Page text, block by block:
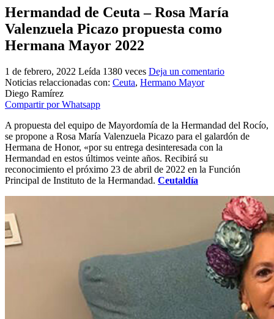
Hermandad de Ceuta – Rosa María
Valenzuela Picazo propuesta como
Hermana Mayor 2022
1 de febrero, 2022 Leída 1380 veces Deja un comentario
Noticias relaccionadas con: Ceuta, Hermano Mayor
Diego Ramírez
Compartir por Whatsapp
A propuesta del equipo de Mayordomía de la Hermandad del Rocío,
se propone a Rosa María Valenzuela Picazo para el galardón de
Hermana de Honor, «por su entrega desinteresada con la
Hermandad en estos últimos veinte años. Recibirá su
reconocimiento el próximo 23 de abril de 2022 en la Función
Principal de Instituto de la Hermandad. Ceutaldía
Quiero hacer el camino,¿que tengo que hacer?
En el Rocío, ¿dónde me alojo?